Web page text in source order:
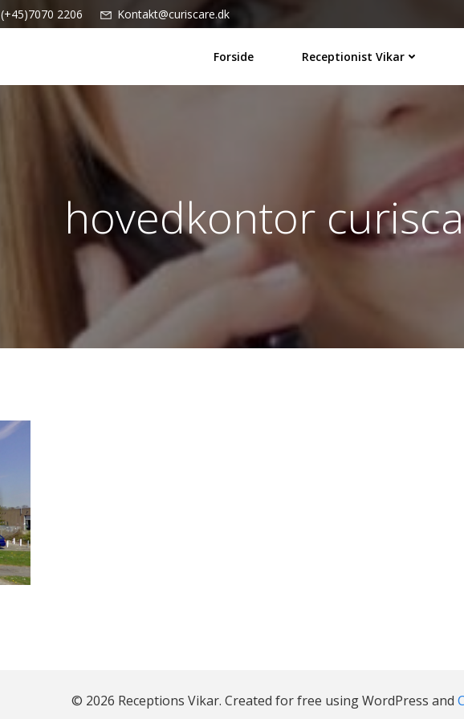
(+45)7070 2206 Kontakt@curiscare.dk
Forside Receptionist Vikar
hovedkontor
© 2026 Receptions Vikar. Created for free using WordPress and